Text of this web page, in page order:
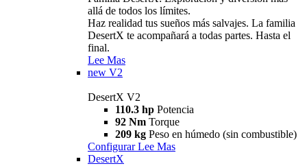
allá de todos los límites.
Haz realidad tus sueños más salvajes. La familia
DesertX te acompañará a todas partes. Hasta el
final.
Lee Mas
new V2
DesertX V2
110.3 hp Potencia
92 Nm Torque
209 kg Peso en húmedo (sin combustible)
Configurar Lee Mas
DesertX